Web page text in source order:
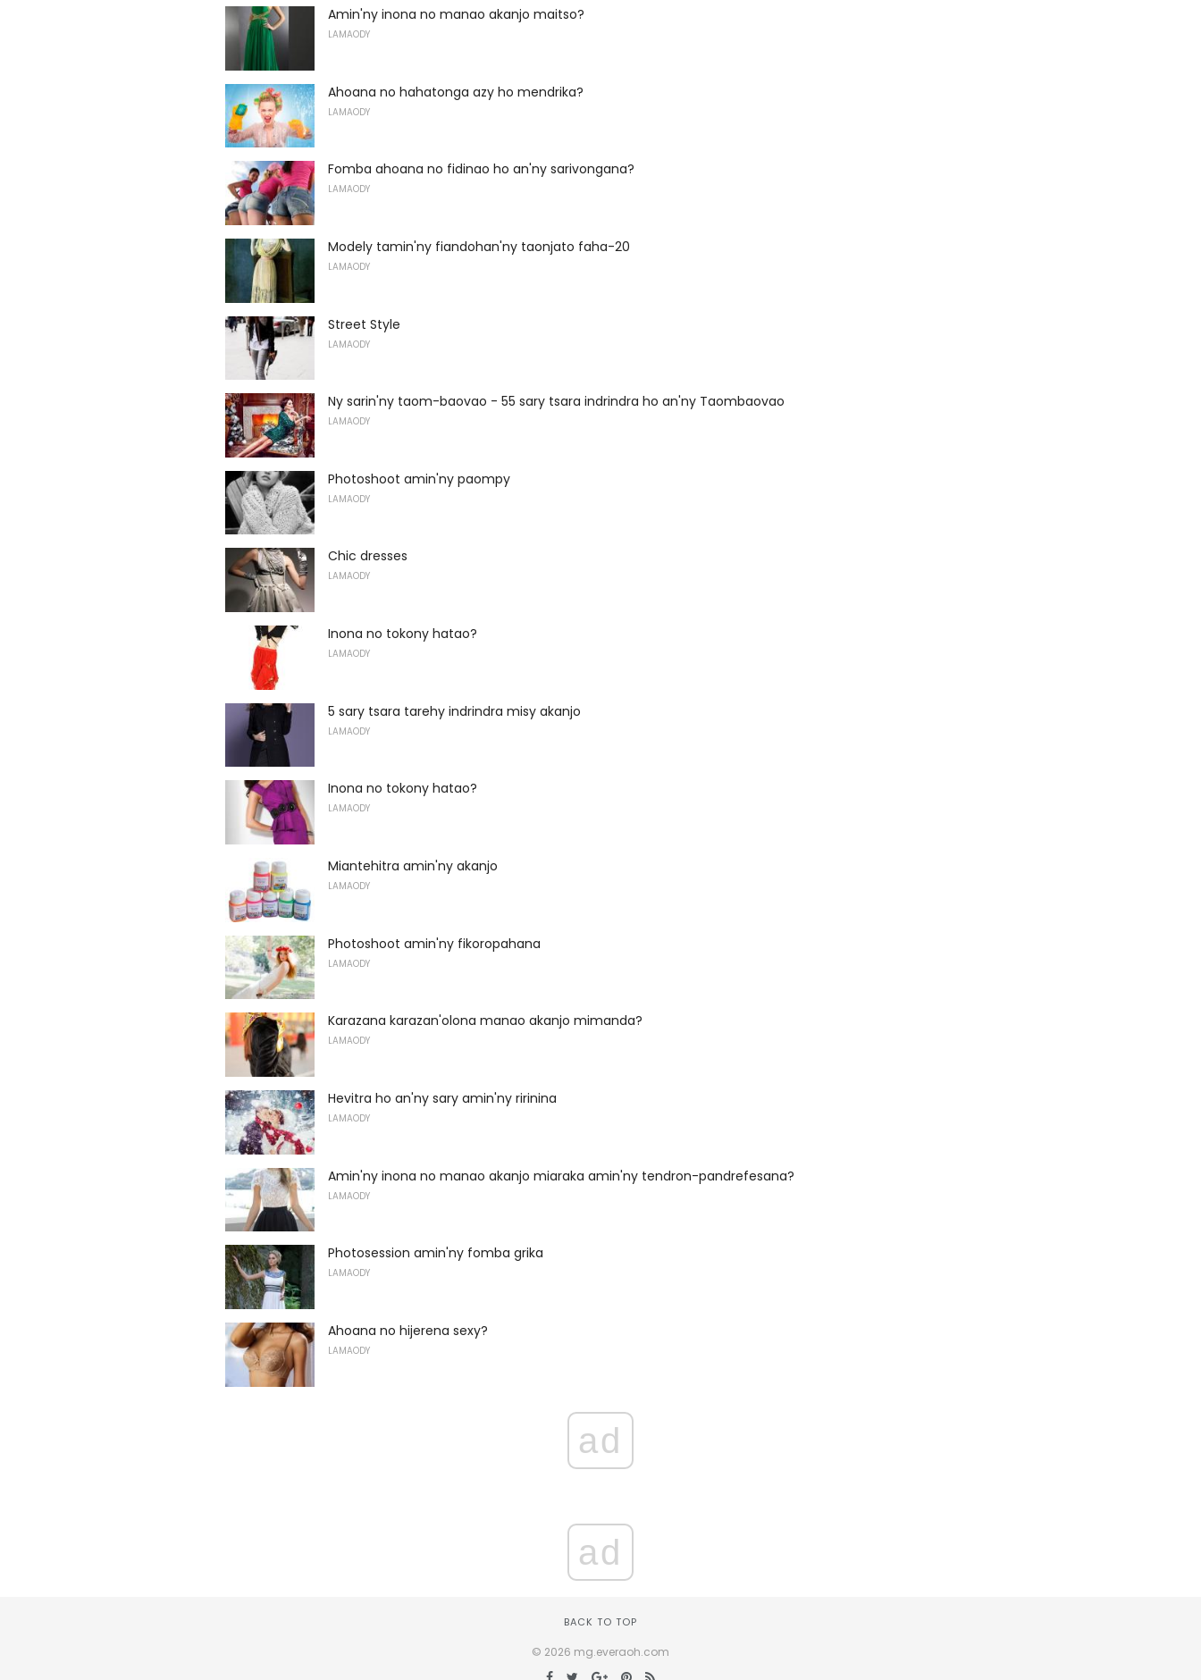
Amin'ny inona no manao akanjo maitso?
LAMAODY
Ahoana no hahatonga azy ho mendrika?
LAMAODY
Fomba ahoana no fidinao ho an'ny sarivongana?
LAMAODY
Modely tamin'ny fiandohan'ny taonjato faha-20
LAMAODY
Street Style
LAMAODY
Ny sarin'ny taom-baovao - 55 sary tsara indrindra ho an'ny Taombaovao
LAMAODY
Photoshoot amin'ny paompy
LAMAODY
Chic dresses
LAMAODY
Inona no tokony hatao?
LAMAODY
5 sary tsara tarehy indrindra misy akanjo
LAMAODY
Inona no tokony hatao?
LAMAODY
Miantehitra amin'ny akanjo
LAMAODY
Photoshoot amin'ny fikoropahana
LAMAODY
Karazana karazan'olona manao akanjo mimanda?
LAMAODY
Hevitra ho an'ny sary amin'ny ririnina
LAMAODY
Amin'ny inona no manao akanjo miaraka amin'ny tendron-pandrefesana?
LAMAODY
Photosession amin'ny fomba grika
LAMAODY
Ahoana no hijerena sexy?
LAMAODY
ad
ad
BACK TO TOP
© 2026 mg.everaoh.com